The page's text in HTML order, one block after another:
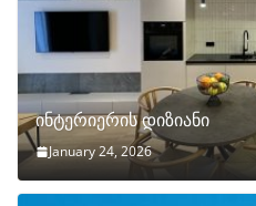
ინტერიერის დიზიანი
January 24, 2026